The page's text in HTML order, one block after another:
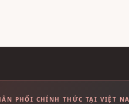
PHỐI CHÍNH THỨC TẠI VIỆT